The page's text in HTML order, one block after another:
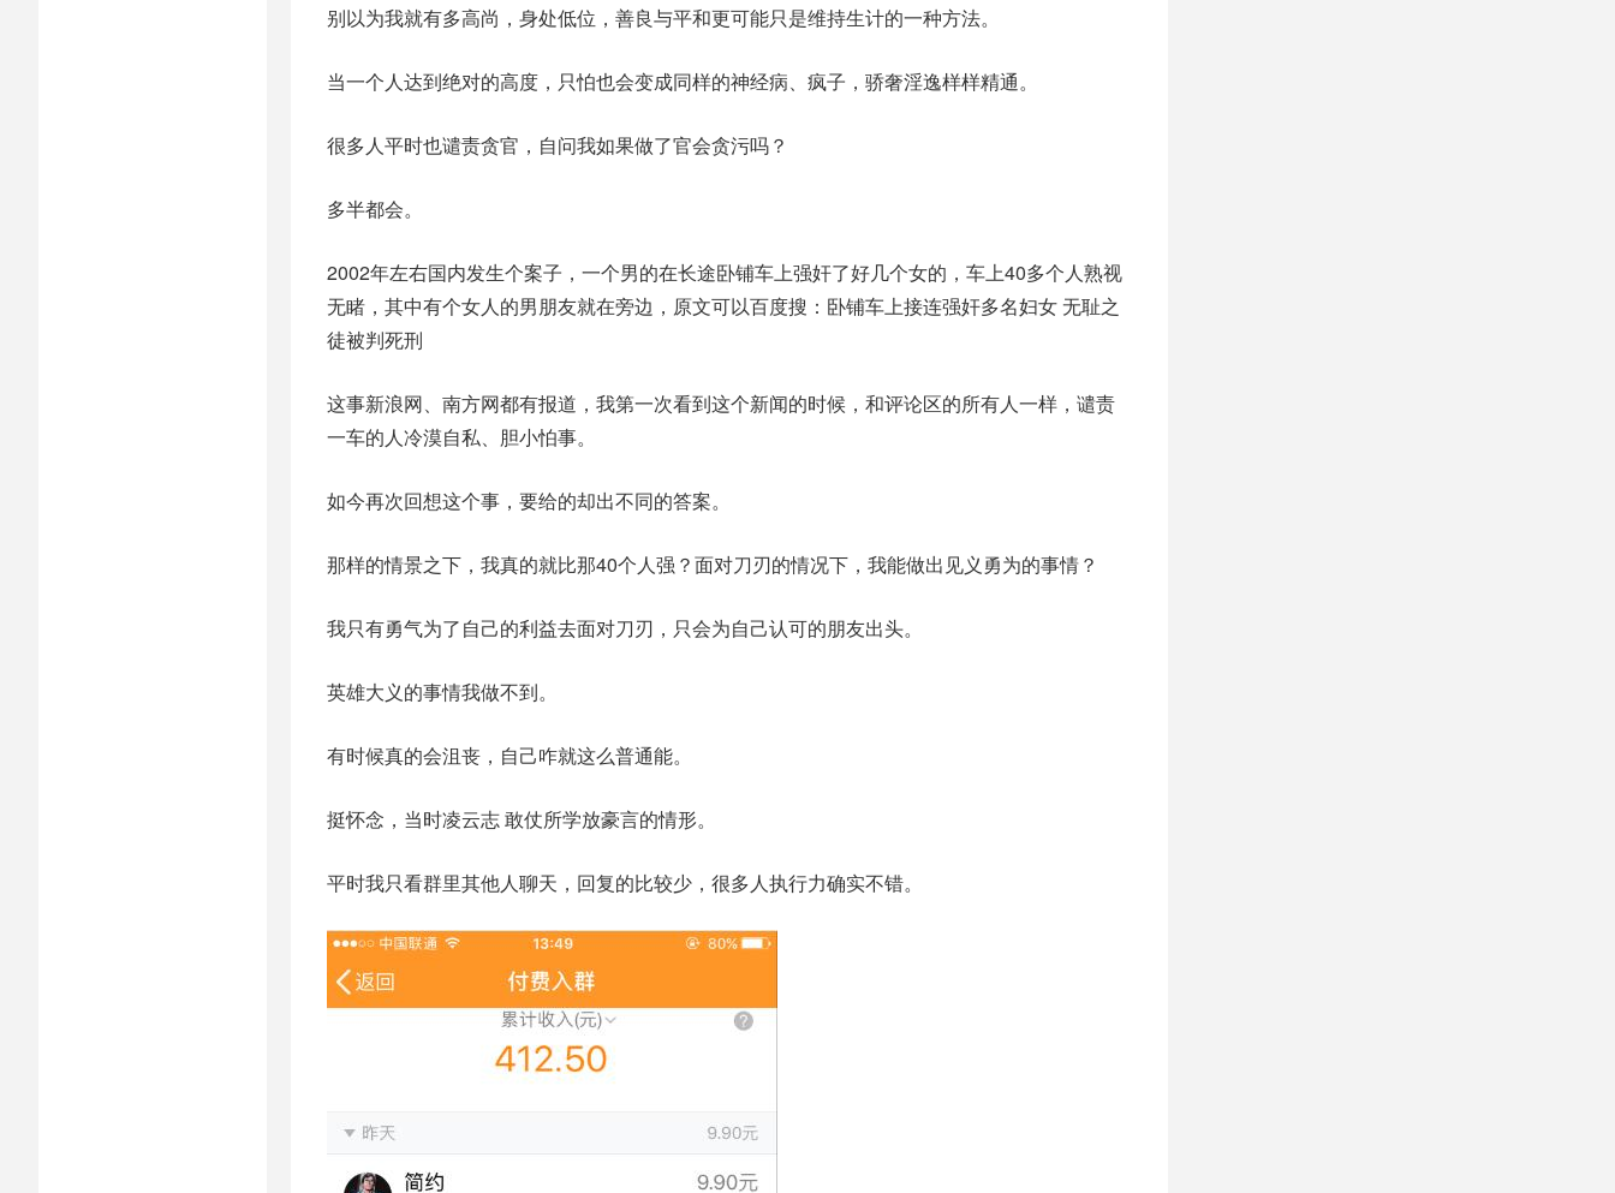
别以为我就有多高尚，身处低位，善良与平和更可能只是维持生计的一种方法。
当一个人达到绝对的高度，只怕也会变成同样的神经病、疯子，骄奢淫逸样样精通。
很多人平时也谴责贪官，自问我如果做了官会贪污吗？
多半都会。
2002年左右国内发生个案子，一个男的在长途卧铺车上强奸了好几个女的，车上40多个人熟视
无睹，其中有个女人的男朋友就在旁边，原文可以百度搜：卧铺车上接连强奸多名妇女 无耻之
徒被判死刑
这事新浪网、南方网都有报道，我第一次看到这个新闻的时候，和评论区的所有人一样，谴责
一车的人冷漠自私、胆小怕事。
如今再次回想这个事，要给的却出不同的答案。
那样的情景之下，我真的就比那40个人强？面对刀刃的情况下，我能做出见义勇为的事情？
我只有勇气为了自己的利益去面对刀刃，只会为自己认可的朋友出头。
英雄大义的事情我做不到。
有时候真的会沮丧，自己咋就这么普通能。
挺怀念，当时凌云志 敢仗所学放豪言的情形。
平时我只看群里其他人聊天，回复的比较少，很多人执行力确实不错。